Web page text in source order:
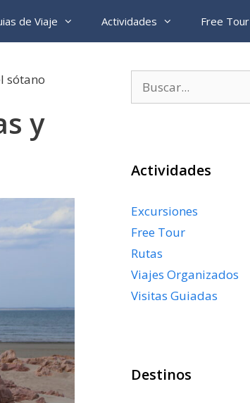
de Viaje Actividades Free Tour
sótano
y
Actividades
Excursiones
Free Tour
Rutas
Viajes Organizados
Visitas Guiadas
Destinos